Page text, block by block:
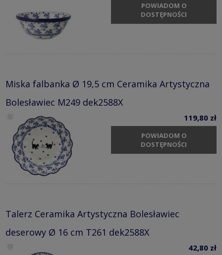
POWIADOM O
DOSTĘPNOŚCI
Miska falbanka Ø 19,5 cm Ceramika Artystyczna
Bolesławiec M249 dek2588X
119,80 zł
POWIADOM O
DOSTĘPNOŚCI
Talerz Ceramika Artystyczna Bolesławiec
deserowy Ø 16 cm T261 dek2588X
42,80 zł